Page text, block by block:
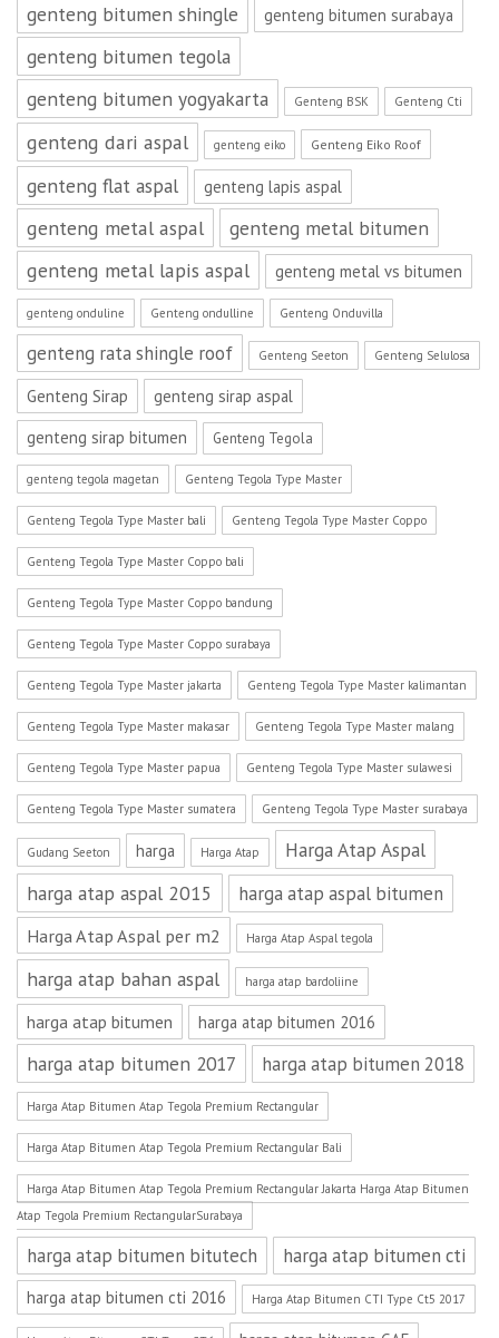
genteng bitumen shingle
genteng bitumen surabaya
genteng bitumen tegola
genteng bitumen yogyakarta
Genteng BSK Genteng Cti
genteng dari aspal genteng eiko Genteng Eiko Roof
genteng flat aspal genteng lapis aspal
genteng metal aspal
genteng metal bitumen
genteng metal lapis aspal
genteng metal vs bitumen
genteng onduline Genteng ondulline Genteng Onduvilla
genteng rata shingle roof Genteng Seeton Genteng Selulosa
Genteng Sirap
genteng sirap aspal
genteng sirap bitumen
Genteng Tegola
genteng tegola magetan Genteng Tegola Type Master
Genteng Tegola Type Master bali Genteng Tegola Type Master Coppo
Genteng Tegola Type Master Coppo bali
Genteng Tegola Type Master Coppo bandung
Genteng Tegola Type Master Coppo surabaya
Genteng Tegola Type Master jakarta Genteng Tegola Type Master kalimantan
Genteng Tegola Type Master makasar Genteng Tegola Type Master malang
Genteng Tegola Type Master papua Genteng Tegola Type Master sulawesi
Genteng Tegola Type Master sumatera Genteng Tegola Type Master surabaya
Gudang Seeton harga Harga Atap
Harga Atap Aspal
harga atap aspal 2015
harga atap aspal bitumen
Harga Atap Aspal per m2 Harga Atap Aspal tegola
harga atap bahan aspal harga atap bardoliine
harga atap bitumen harga atap bitumen 2016
harga atap bitumen 2017 harga atap bitumen 2018
Harga Atap Bitumen Atap Tegola Premium Rectangular
Harga Atap Bitumen Atap Tegola Premium Rectangular Bali
Harga Atap Bitumen Atap Tegola Premium Rectangular Jakarta Harga Atap Bitumen
Atap Tegola Premium RectangularSurabaya
harga atap bitumen bitutech harga atap bitumen cti
harga atap bitumen cti 2016 Harga Atap Bitumen CTI Type Ct5 2017